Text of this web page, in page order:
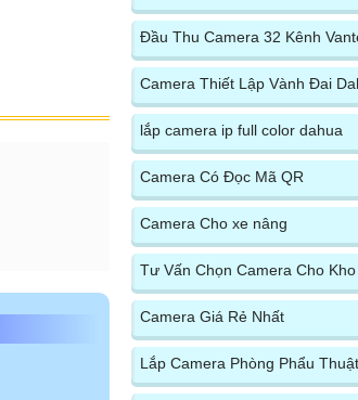
Đầu Thu Camera 32 Kênh
Camera Thiết Lập Vành Đai
lắp camera ip full color dahua
Camera Có Đọc Mã QR
Camera Cho xe nâng
Tư Vấn Chọn Camera Cho
Camera Giá Rẻ Nhất
Lắp Camera Phòng Phẩu Thuật